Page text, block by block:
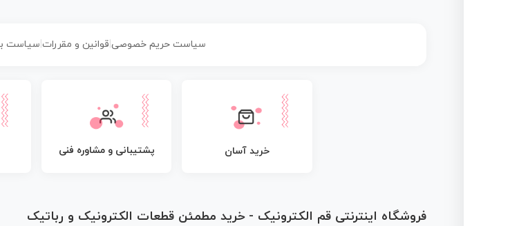
سیاست حریم خصوصی| قوانین و مقررات سیاست
خرید آسان پشتیبانی و مشاوره فنی
فروشگاه اینترنتی قم الکترونیک - خرید مطمئن قطعات الکترونیک و رباتیک